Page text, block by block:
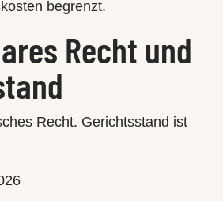
begrenzt.
Recht und
Recht. Gerichtsstand ist